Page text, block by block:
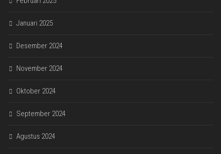
Januari 2025
Desember 2024
November 2024
Oktober 2024
September 2024
Agustus 2024